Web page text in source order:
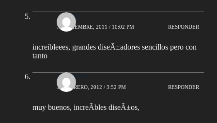
gonzalo
7 NOVIEMBRE, 2011 / 10:02 PM RESPONDER
increibleees, grandes diseÃ±adores sencillos pero con
tanto
Rigoberto
13 FEBRERO, 2012 / 3:52 PM RESPONDER
muy buenos, increÃ­bles diseÃ±os,